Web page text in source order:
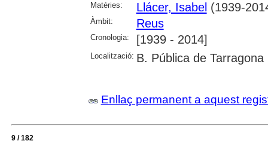
Matèries:
Llácer, Isabel (1939-
Àmbit: Reus
Cronologia: [1939 - 2014]
Localització: B. Pública de Tarragona
Enllaç permanent a aquest
9 / 182